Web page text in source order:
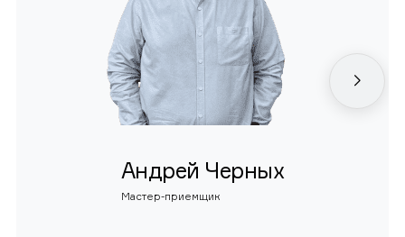
Андрей Черных
Мастер-приемщик